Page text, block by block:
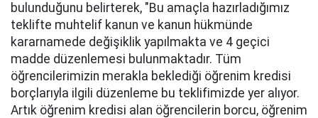
bulunduğunu belirterek, "Bu amaçla hazırladığımız
teklifte muhtelif kanun ve kanun hükmünde
kararnamede değişiklik yapılmakta ve 4 geçici
madde düzenlemesi bulunmaktadır. Tüm
öğrencilerimizin merakla beklediği öğrenim kredisi
borçlarıyla ilgili düzenleme bu teklifimizde yer alıyor.
Artık öğrenim kredisi alan öğrencilerin borcu, öğrenim